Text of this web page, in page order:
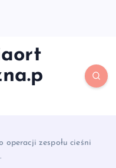
operacji zespołu cieśni